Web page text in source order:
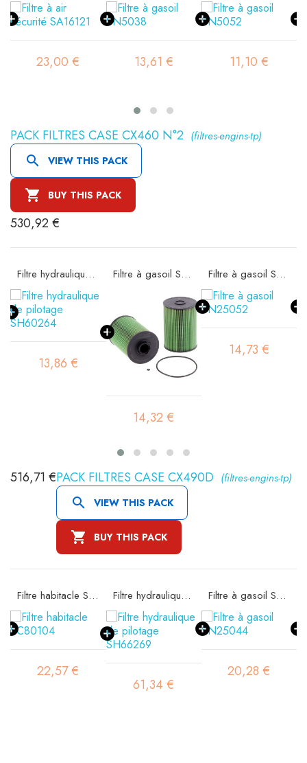
23,00 € 13,61 € 11,10 €
PACK FILTRES CASE CX460 N°2 (filtres-engins-tp)
 VIEW THIS PACK
 BUY THIS PACK
530,92 €
Filtre hydraulique de pilotage SH60264
13,86 €
Filtre à gasoil SN25045
14,32 €
Filtre à gasoil SN25052
14,73 €
PACK FILTRES CASE CX490D (filtres-engins-tp)
 VIEW THIS PACK
 BUY THIS PACK
516,71 €
Filtre habitacle SC80104
22,57 €
Filtre hydraulique de pilotage SH66269
61,34 €
Filtre à gasoil SN25044
20,28 €